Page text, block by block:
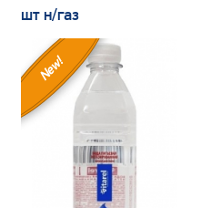
шт н/газ
New!